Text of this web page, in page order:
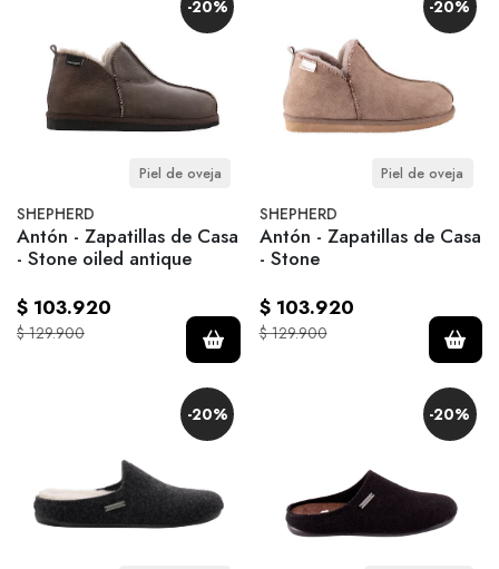
-20%
Piel de oveja
SHEPHERD
Antón - Zapatillas de Casa
- Stone oiled antique
$ 103.920
$ 129.900
-20%
Piel de oveja
SHEPHERD
Antón - Zapatillas de Casa
- Stone
$ 103.920
$ 129.900
-20% -20%